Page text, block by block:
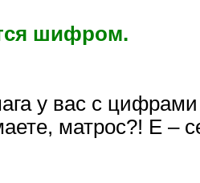
шифром.
у вас с
матрос?! Е –